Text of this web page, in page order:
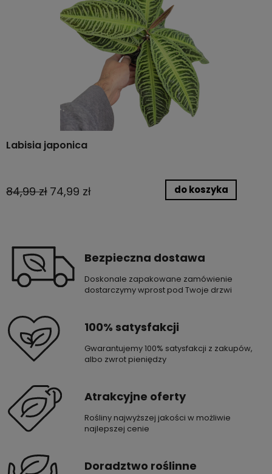
Labisia japonica
84,99 zł 74,99 zł do koszyka
Bezpieczna dostawa
Doskonale zapakowane zamówienie
dostarczymy wprost pod Twoje drzwi
100% satysfakcji
Gwarantujemy 100% satysfakcji z zakupów,
albo zwrot pieniędzy
Atrakcyjne oferty
Rośliny najwyższej jakości w możliwie
najlepszej cenie
Doradztwo roślinne